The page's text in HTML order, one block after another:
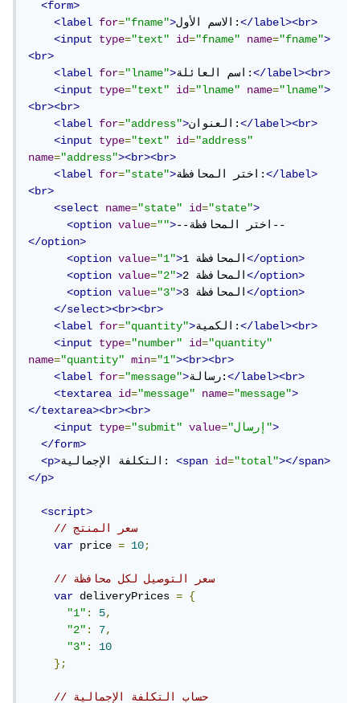
<form>
<label
for="fname"> الاسم الأول:</label><br>
<input
type="text" id="fname" name="fname">
<br>
<label
for="lname"> اسم العائلة:</label><br>
<input
type="text" id="lname" name="lname">
<br><br>
<label
for="address"> العنوان:</label><br>
<input
type="text" id="address"
name="address"><br><br>
<label
for="state"> اختر المحافظة:</label>
<br>
<select
name="state" id="state">
<option
value="">
--اختر المحافظة--
</option>
<option
value="1"> المحافظة 1</option>
<option
value="2"> المحافظة 2</option>
<option
value="3"> المحافظة 3</option>
</select><br><br>
<label
for="quantity"> الكمية:</label><br>
<input
type="number" id="quantity"
name="quantity" min="1"><br><br>
<label
for="message"> رسالة:</label><br>
<textarea
id="message" name="message">
</textarea><br><br>
<input
type="submit" value= "إرسال">
</form>
<p>
التكلفة الإجمالية: <span id="total"></span>
</p>
<script>
// سعر المنتج
var price = 10;
// سعر التوصيل لكل محافظة
var deliveryPrices =
{
"1": 5,
"2": 7,
"3":
10
};
// حساب التكلفة الإجمالية